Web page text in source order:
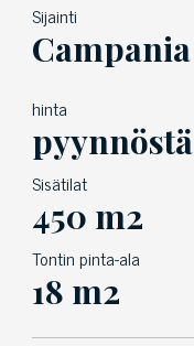
Sijainti
Campania
hinta
pyynnöstä
Sisätilat
450 m2
Tontin pinta-ala
18 m2